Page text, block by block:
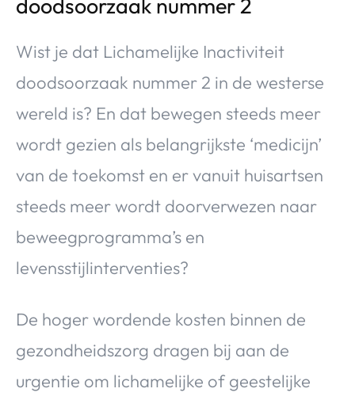
doodsoorzaak nummer 2
Wist je dat Lichamelijke Inactiviteit
doodsoorzaak nummer 2 in de westerse
wereld is? En dat bewegen steeds meer
wordt gezien als belangrijkste ‘medicijn’
van de toekomst en er vanuit huisartsen
steeds meer wordt doorverwezen naar
beweegprogramma’s en
levensstijlinterventies?
De hoger wordende kosten binnen de
gezondheidszorg dragen bij aan de
urgentie om lichamelijke of geestelijke